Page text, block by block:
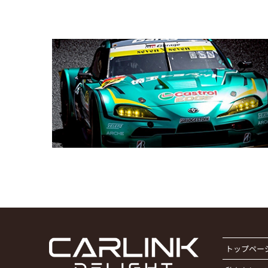
トップペー